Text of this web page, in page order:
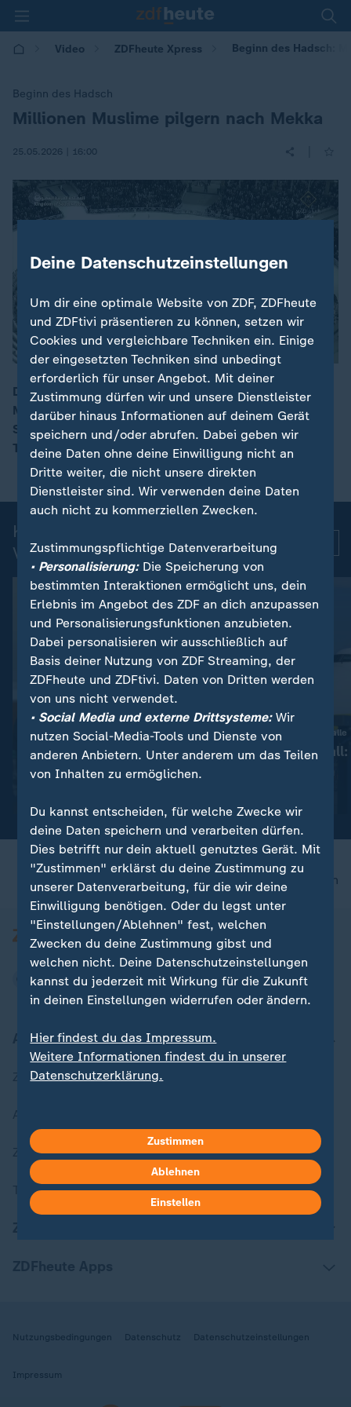
Video ZDFheute Xpress Beginn des Hadsch:
Beginn des Hadsch
:Millionen Muslime pilgern nach Mekka
25.05.2026 | 16:00
00:15
Die muslimische Pilgerfahrt Hadsch hat begonnen:
Mehr als 1,5 Millionen Gläubige reisen nach Mekka in
Saudi-Arabien – trotz des Krieges in der Region und
Temperaturen von bis zu 47 Grad.
Kurznachrichten: Aktuelle
Videos
Krisengipfel in Bonn
Niedrigwasser setzt
Wirtschaft unter Druck
Flughafen Leipzig/Halle
Drohnen-
nach oben
Aktuell bei ZDFheute
Zuletzt veröffentlicht
ZDFheute Stories
Themen im Überblick
Nutzungsbedingungen Datenschutz Datenschutzeinstellungen
Impressum
Deine Datenschutzeinstellungen
Um dir eine optimale Website von ZDF, ZDFheute
und ZDFtivi präsentieren zu können, setzen wir
Cookies und vergleichbare Techniken ein. Einige
der eingesetzten Techniken sind unbedingt
erforderlich für unser Angebot. Mit deiner
Zustimmung dürfen wir und unsere Dienstleister
darüber hinaus Informationen auf deinem Gerät
speichern und/oder abrufen. Dabei geben wir
deine Daten ohne deine Einwilligung nicht an
Dritte weiter, die nicht unsere direkten
Dienstleister sind. Wir verwenden deine Daten
auch nicht zu kommerziellen Zwecken.
Zustimmungspflichtige Datenverarbeitung
• Personalisierung:Die Speicherung von
bestimmten Interaktionen ermöglicht uns, dein
Erlebnis im Angebot des ZDF an dich anzupassen
und Personalisierungsfunktionen anzubieten.
Dabei personalisieren wir ausschließlich auf
Basis deiner Nutzung von ZDF Streaming, der
ZDFheute und ZDFtivi. Daten von Dritten werden
von uns nicht verwendet.
• Social Media und externe Drittsysteme:Wir
nutzen Social-Media-Tools und Dienste von
anderen Anbietern. Unter anderem um das Teilen
von Inhalten zu ermöglichen.
Du kannst entscheiden, für welche Zwecke wir
deine Daten speichern und verarbeiten dürfen.
Dies betrifft nur dein aktuell genutztes Gerät. Mit
"Zustimmen" erklärst du deine Zustimmung zu
unserer Datenverarbeitung, für die wir deine
Einwilligung benötigen. Oder du legst unter
"Einstellungen/Ablehnen" fest, welchen
Zwecken du deine Zustimmung gibst und
welchen nicht. Deine Datenschutzeinstellungen
kannst du jederzeit mit Wirkung für die Zukunft
in deinen Einstellungen widerrufen oder ändern.
Hier findest du das Impressum.
Weitere Informationen findest du in unserer
Datenschutzerklärung.
Zustimmen
Ablehnen
Einstellen